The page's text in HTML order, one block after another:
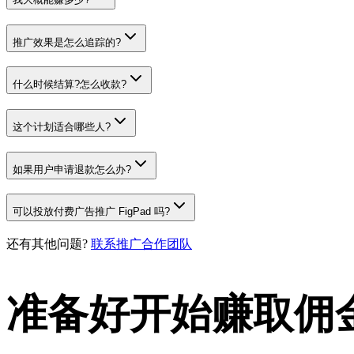
推广效果是怎么追踪的?
什么时候结算?怎么收款?
这个计划适合哪些人?
如果用户申请退款怎么办?
可以投放付费广告推广 FigPad 吗?
还有其他问题? 联系推广合作团队
准备好开始赚取佣